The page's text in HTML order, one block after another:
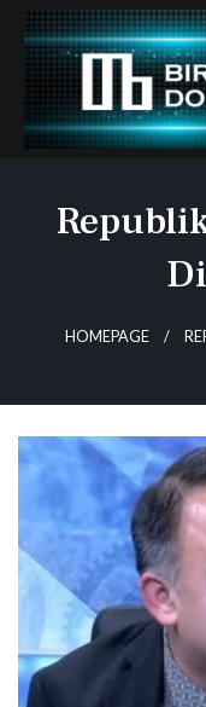
Skip
content
HOMEPAGE